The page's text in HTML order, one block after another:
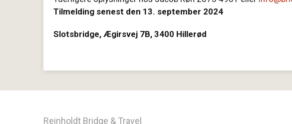
Tilmelding senest den 13. september 2024
Slotsbridge, Ægirsvej 7B, 3400 Hillerød
Reinholdt Bridge & Travel